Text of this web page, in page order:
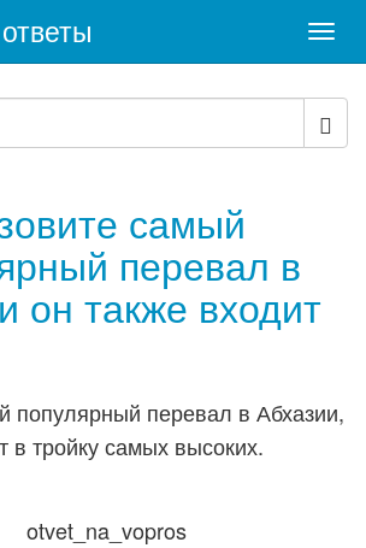
самый
перевал в
он также входит
популярный перевал в Абхазии,
в тройку самых высоких.